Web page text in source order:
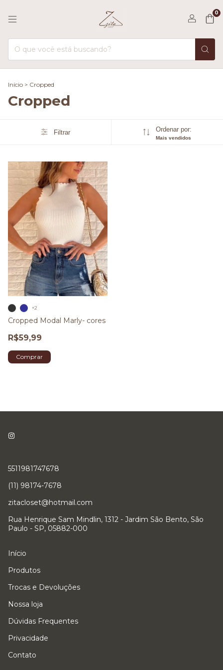
0
Início > Cropped
Cropped
Filtrar Ordenar por:
Mais vendidos
Cropped Modal Marly- cores
R$59,99
+2
Comprar
5511981747678
(11) 98174-7678
zitacloset@hotmail.com
Rua Henrique Sam Mindlin, 1312 - Jardim São Bento, São
Paulo - SP, 05882-000
Início
Produtos
Trocas e Devoluções
Nossa loja
Dúvidas Frequentes
Privacidade
Contato